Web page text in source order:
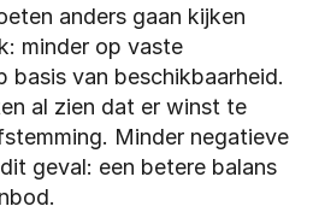
anders gaan kijken
minder op vaste
basis van beschikbaarheid.
al zien dat er winst te
Minder negatieve
geval: een betere balans